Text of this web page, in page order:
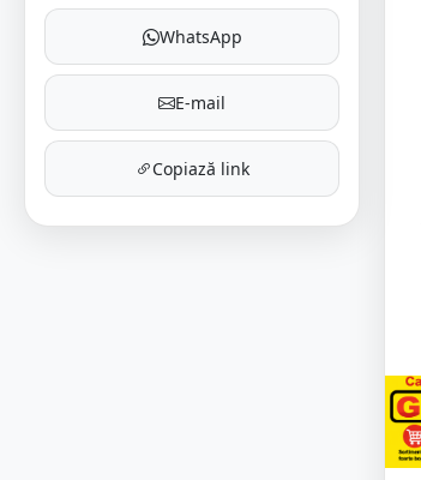
WhatsApp
E-mail
Copiază link